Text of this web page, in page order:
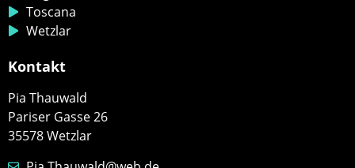
Toscana
Wetzlar
Kontakt
Pia Thauwald
Pariser Gasse 26
35578 Wetzlar